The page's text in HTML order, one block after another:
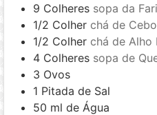
9 Colheres sopa da
1/2 Colher chá de
1/2 Colher chá de Alho
4 Colheres sopa de
3 Ovos
1 Pitada de Sal
50 ml de Água